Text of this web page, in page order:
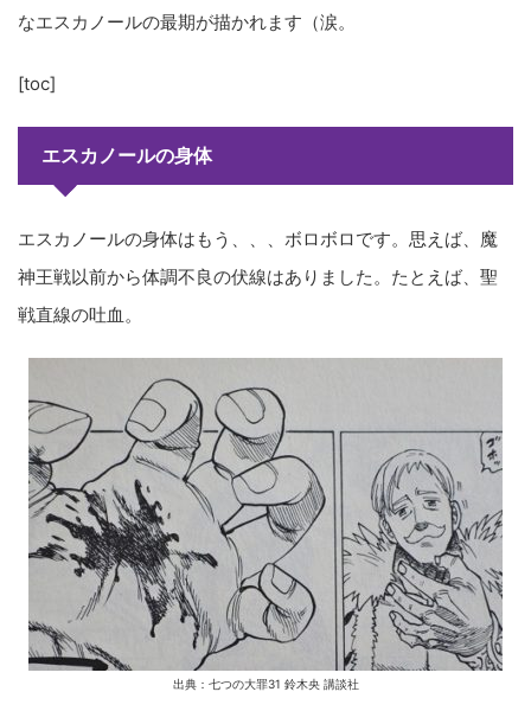
なエスカノールの最期が描かれます（涙。
[toc]
エスカノールの身体
エスカノールの身体はもう、、、ボロボロです。思えば、魔
神王戦以前から体調不良の伏線はありました。たとえば、聖
戦直線の吐血。
出典：七つの大罪31 鈴木央 講談社